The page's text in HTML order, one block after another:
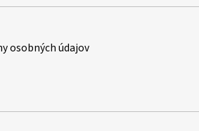
osobných údajov